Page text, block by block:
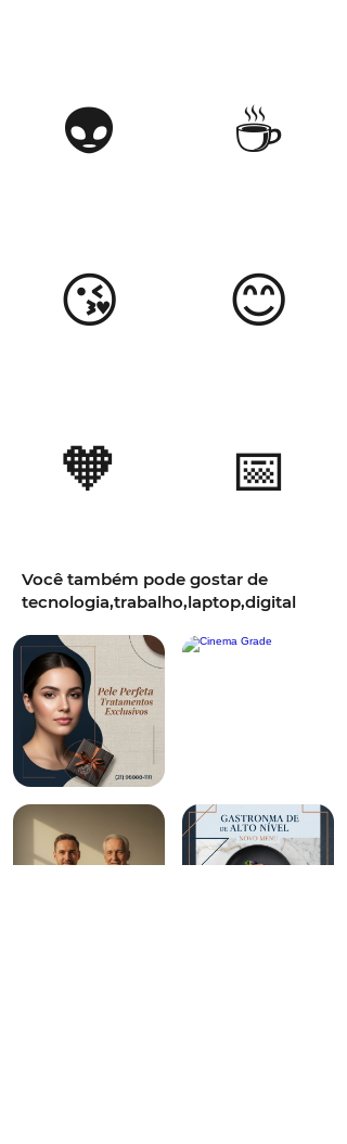
👽
😘
🧡
☕
😊
📅
Você também pode gostar de
tecnologia,trabalho,laptop,digital